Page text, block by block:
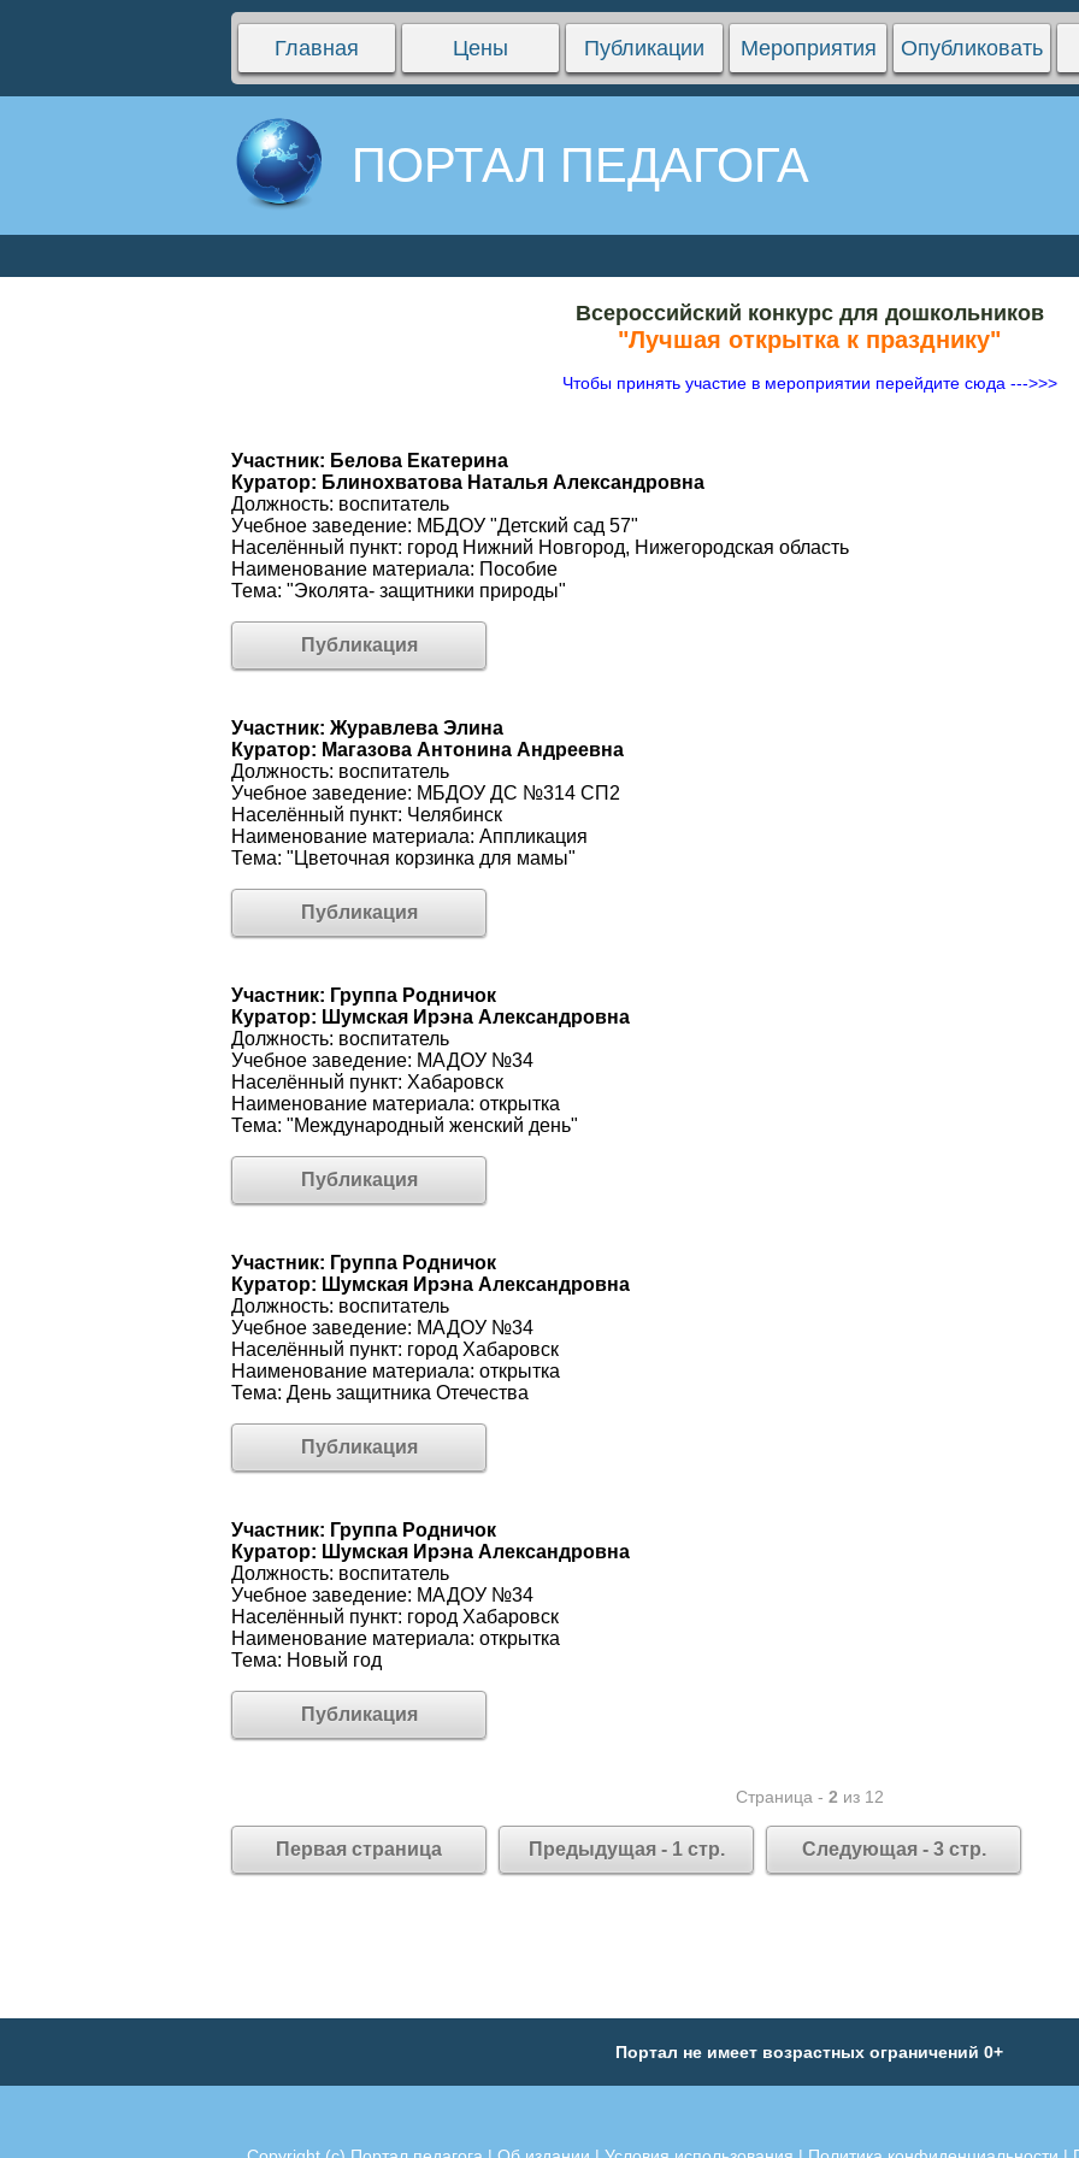
Главная Цены Публикации Мероприятия Опубликовать
ПОРТАЛ ПЕДАГОГА
Всероссийский конкурс для дошкольников
"Лучшая открытка к празднику"
Чтобы принять участие в мероприятии перейдите сюда --->>>
Участник: Белова Екатерина
Куратор: Блинохватова Наталья Александровна
Должность: воспитатель
Учебное заведение: МБДОУ "Детский сад 57"
Населённый пункт: город Нижний Новгород, Нижегородская область
Наименование материала: Пособие
Тема: "Эколята- защитники природы"
Публикация
Участник: Журавлева Элина
Куратор: Магазова Антонина Андреевна
Должность: воспитатель
Учебное заведение: МБДОУ ДС №314 СП2
Населённый пункт: Челябинск
Наименование материала: Аппликация
Тема: "Цветочная корзинка для мамы"
Публикация
Участник: Группа Родничок
Куратор: Шумская Ирэна Александровна
Должность: воспитатель
Учебное заведение: МАДОУ №34
Населённый пункт: Хабаровск
Наименование материала: открытка
Тема: "Международный женский день"
Публикация
Участник: Группа Родничок
Куратор: Шумская Ирэна Александровна
Должность: воспитатель
Учебное заведение: МАДОУ №34
Населённый пункт: город Хабаровск
Наименование материала: открытка
Тема: День защитника Отечества
Публикация
Участник: Группа Родничок
Куратор: Шумская Ирэна Александровна
Должность: воспитатель
Учебное заведение: МАДОУ №34
Населённый пункт: город Хабаровск
Наименование материала: открытка
Тема: Новый год
Публикация
Страница - 2 из 12
Первая страница Предыдущая - 1 стр. Следующая - 3 стр.
Портал не имеет возрастных ограничений 0+